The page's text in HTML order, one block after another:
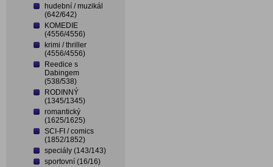
hudební / muzikál
(642/642)
KOMEDIE
(4556/4556)
krimi / thriller
(4556/4556)
Reedice s
Dabingem
(538/538)
RODINNÝ
(1345/1345)
romantický
(1625/1625)
SCI-FI / comics
(1852/1852)
speciály (143/143)
sportovní (16/16)